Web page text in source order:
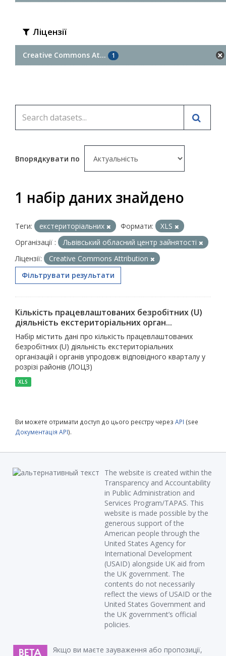
Ліцензії
Creative Commons At... 1
Впорядкувати по
1 набір даних знайдено
Теги: екстериторіальних Формати:
XLS
Організації :
Львівський обласний центр зайнятості
Ліцензії:
Creative Commons Attribution
Фільтрувати результати
Кількість працевлаштованих безробітних (U)
діяльність екстериторіальних орган...
Набір містить дані про кількість працевлаштованих
безробітних (U) діяльність екстериторіальних
організацій і органів упродовж відповідного кварталу у
розрізі районів (ЛОЦЗ)
XLS
Ви можете отримати доступ до цього реєстру через API (see
Документація API).
The website is created within the
Transparency and Accountability
in Public Administration and
Services Program/TAPAS. This
website is made possible by the
generous support of the
American people through the
United States Agency for
International Development
(USAID) alongside UK aid from
the UK government. The
contents do not necessarily
reflect the views of USAID or the
United States Government and
the UK government’s official
policies.
Якщо ви маєте зауваження або пропозиції,